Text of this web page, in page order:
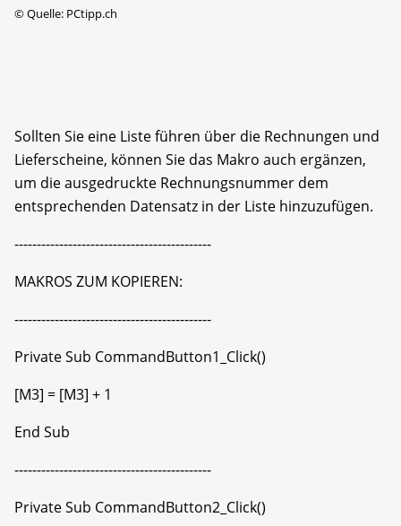
©Quelle: PCtipp.ch
Sollten Sie eine Liste führen über die Rechnungen und
Lieferscheine, können Sie das Makro auch ergänzen,
um die ausgedruckte Rechnungsnummer dem
entsprechenden Datensatz in der Liste hinzuzufügen.
--------------------------------------------
MAKROS ZUM KOPIEREN:
--------------------------------------------
Private Sub CommandButton1_Click()
[M3] = [M3] + 1
End Sub
--------------------------------------------
Private Sub CommandButton2_Click()